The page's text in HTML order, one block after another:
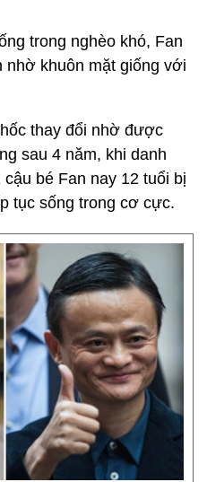
trong nghèo khó, Fan
nhờ khuôn mặt giống với
thay đổi nhờ được
sau 4 năm, khi danh
bé Fan nay 12 tuổi bị
tục sống trong cơ cực.